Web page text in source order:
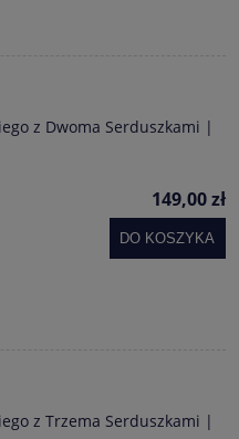
z Dwoma Serduszkami |
149,00 zł
DO KOSZYKA
z Trzema Serduszkami |